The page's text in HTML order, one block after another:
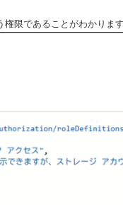
限であることがわかります